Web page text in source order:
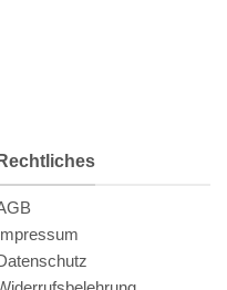
Rechtliches